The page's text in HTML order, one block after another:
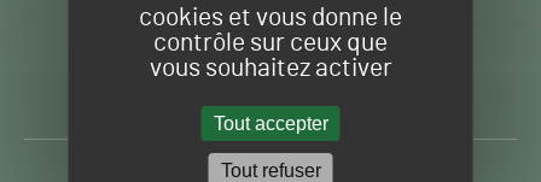
cookies et vous donne le
contrôle sur ceux que
vous souhaitez activer
Tout accepter
Tout refuser
Gazon
Sport
H24
-
Toute l’info autour du